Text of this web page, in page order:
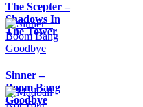
The Scepter –
Shadows In
The Tower
Sinner –
Boom Bang
Goodbye